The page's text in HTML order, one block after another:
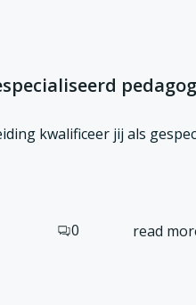
kwalificeer jij als
0 read